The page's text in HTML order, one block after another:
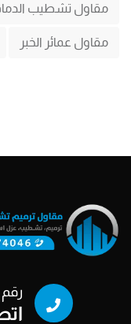
مقاول تشطيب
مقاول عمائر الخبر
اتصل